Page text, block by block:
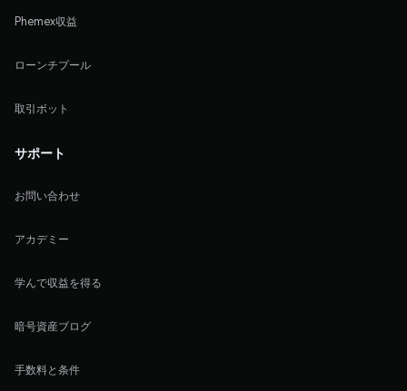
Phemex収益
ローンチプール
取引ボット
サポート
お問い合わせ
アカデミー
学んで収益を得る
暗号資産ブログ
手数料と条件